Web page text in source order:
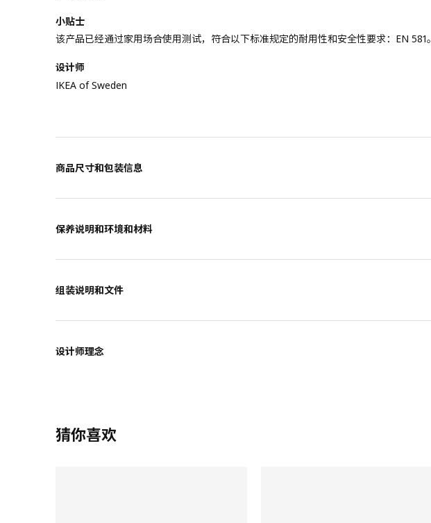
小贴士
该产品已经通过家用场合使用测试，符合以下标准规定的耐用性和安全性要求：EN 581。
设计师
IKEA of Sweden
商品尺寸和包装信息
保养说明和环境和材料
组装说明和文件
设计师理念
猜你喜欢